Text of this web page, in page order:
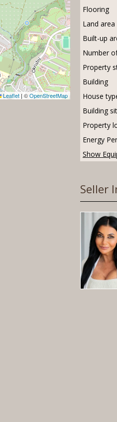
Leaflet | ©OpenStreetMap
Flooring
Land area
Built-up
Number
Property
Building
House
Building
Property
Energy
Show
Seller